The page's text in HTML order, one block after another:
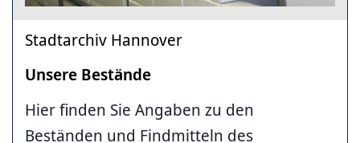
Stadtarchiv Hannover
Unsere Bestände
Hier finden Sie Angaben zu den
Beständen und Findmitteln des